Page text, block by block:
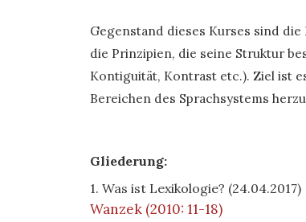
Gegenstand dieses Kurses sind
die Prinzipien, die seine Struktur
Kontiguität, Kontrast etc.). Ziel ist
Bereichen des Sprachsystems
Gliederung:
1. Was ist Lexikologie? (24.04.2017)
Wanzek (2010: 11-18)